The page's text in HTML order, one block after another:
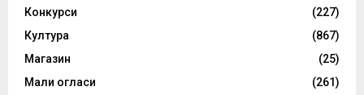
Конкурси
(227)
Култура
(867)
Магазин
(25)
Мали огласи
(261)